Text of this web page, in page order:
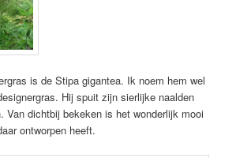
is de Stipa gigantea. Ik noem hem wel
Hij spuit zijn sierlijke naalden
Van dichtbij bekeken is het wonderlijk mooi
ontworpen heeft.